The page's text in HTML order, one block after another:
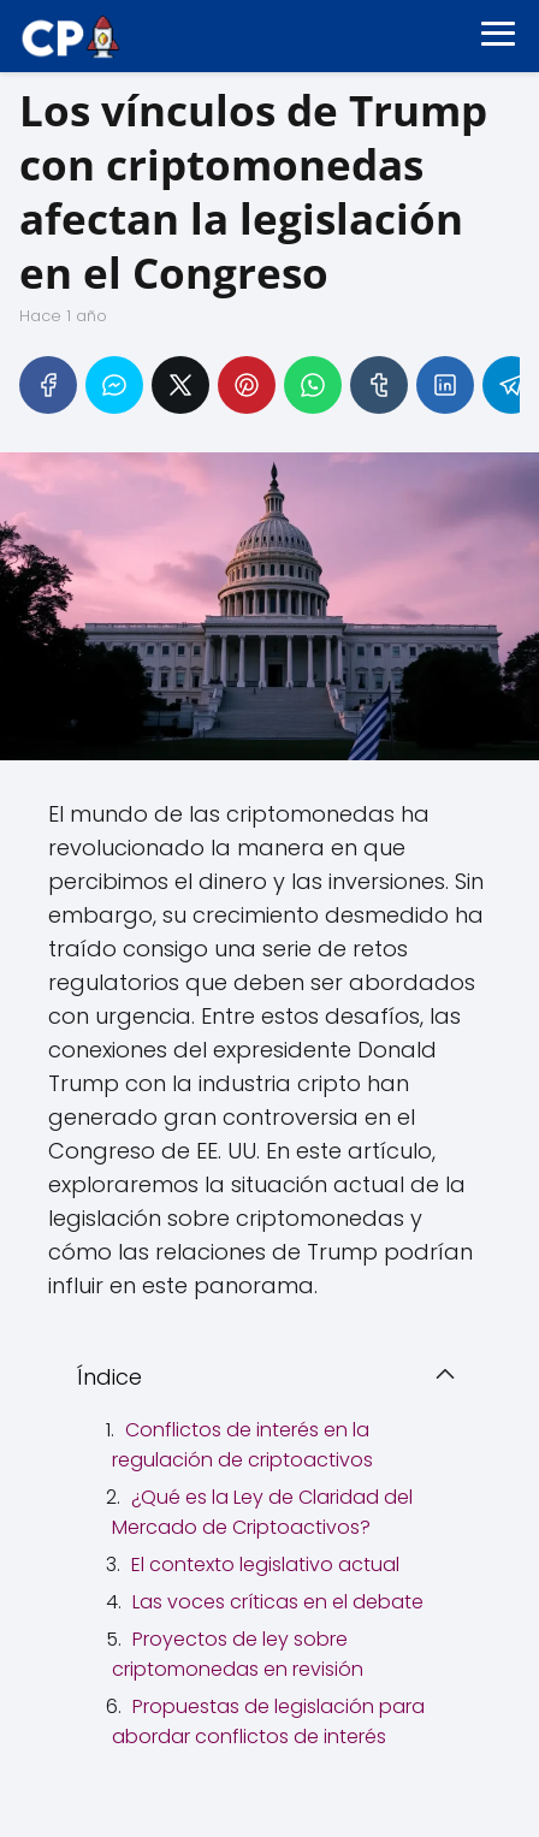
Los vínculos de Trump
con criptomonedas
afectan la legislación
en el Congreso
hace 1 año
El mundo de las criptomonedas ha
revolucionado la manera en que
percibimos el dinero y las inversiones. Sin
embargo, su crecimiento desmedido ha
traído consigo una serie de retos
regulatorios que deben ser abordados
con urgencia. Entre estos desafíos, las
conexiones del expresidente Donald
Trump con la industria cripto han
generado gran controversia en el
Congreso de EE. UU. En este artículo,
exploraremos la situación actual de la
legislación sobre criptomonedas y
cómo las relaciones de Trump podrían
influir en este panorama.
Índice
Conflictos de interés en la
regulación de criptoactivos
¿Qué es la Ley de Claridad del
Mercado de Criptoactivos?
El contexto legislativo actual
Las voces críticas en el debate
Proyectos de ley sobre
criptomonedas en revisión
Propuestas de legislación para
abordar conflictos de interés